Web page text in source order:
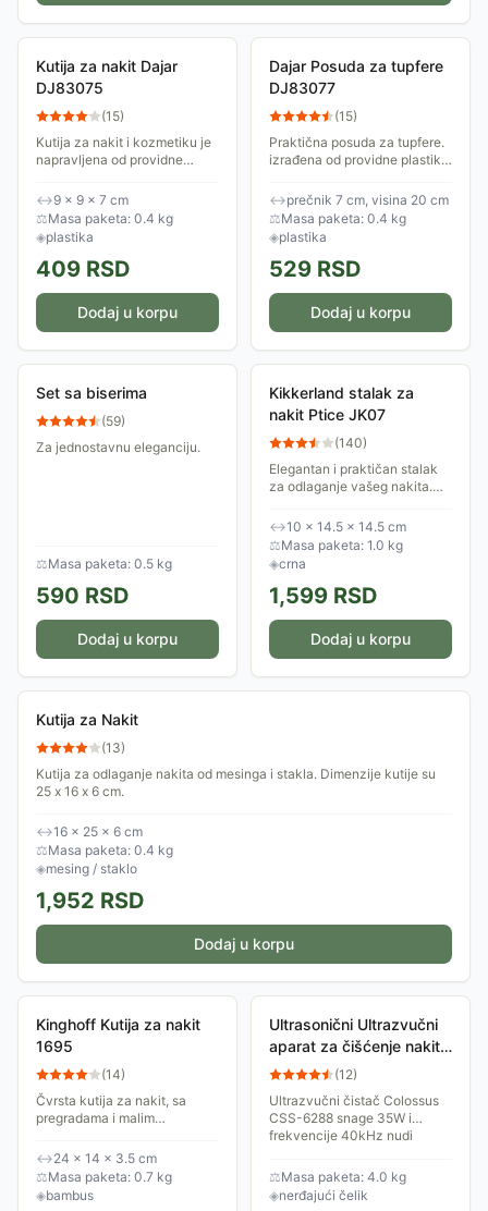
Kutija za nakit Dajar
DJ83075
(15)
Kutija za nakit i kozmetiku je
napravljena od providne
Dimenzije kutije su 9x9x7cm.
↔9 × 9 × 7 cm
⚖Masa paketa: 0.4 kg
◈plastika
409 RSD
Dodaj u korpu
Dajar Posuda za tupfere
DJ83077
(15)
Praktična posuda za tupfere.
izrađena od providne plastike.
prečnik 7cm.
↔prečnik 7 cm, visina 20 cm
⚖Masa paketa: 0.4 kg
◈plastika
529 RSD
Dodaj u korpu
Set sa biserima
(59)
Za jednostavnu eleganciju.
⚖Masa paketa: 0.5 kg
590 RSD
Dodaj u korpu
Kikkerland stalak za
nakit Ptice JK07
(140)
Elegantan i praktičan stalak
za odlaganje vašeg nakita.
da se vaši lančići i ogrlice
umrse, a sve će biti na
jednom...
↔10 × 14.5 × 14.5 cm
⚖Masa paketa: 1.0 kg
◈crna
1,599 RSD
Dodaj u korpu
Kutija za Nakit
(13)
Kutija za odlaganje nakita od mesinga i stakla. Dimenzije kutije su
25 x 16 x 6 cm.
↔16 × 25 × 6 cm
⚖Masa paketa: 0.4 kg
◈mesing / staklo
1,952 RSD
Dodaj u korpu
Kinghoff Kutija za nakit
1695
(14)
Čvrsta kutija za nakit, sa
pregradama i malim
drveta bambusa.
↔24 × 14 × 3.5 cm
⚖Masa paketa: 0.7 kg
◈bambus
Ultrasonični Ultrazvučni
aparat za čišćenje nakita
Colossus CSS-6288
(12)
Ultrazvučni čistač Colossus
CSS-6288 snage 35W i
frekvencije 40kHz nudi
ciklusa. Rezervoar od 600ml
od nerđajućeg čelika...
⚖Masa paketa: 4.0 kg
◈nerđajući čelik